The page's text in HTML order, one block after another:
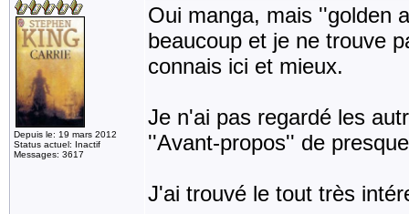
Depuis le: 19 mars 2012
Status actuel: Inactif
Messages: 3617
Oui manga, mais ''golden
beaucoup et je ne trouve
connais ici et mieux.
Je n'ai pas regardé les
''Avant-propos'' de
J'ai trouvé le tout très